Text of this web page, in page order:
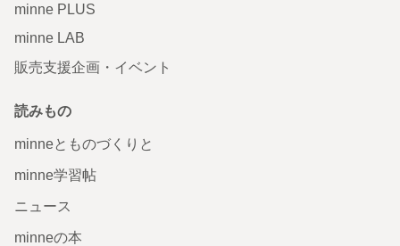
minne PLUS
minne LAB
販売支援企画・イベント
読みもの
minneとものづくりと
minne学習帖
ニュース
minneの本